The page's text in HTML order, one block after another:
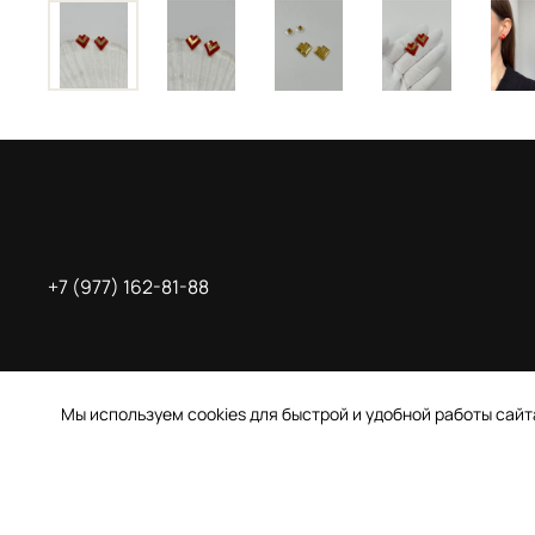
+7 (977) 162-81-88
Мы используем cookies для быстрой и удобной работы